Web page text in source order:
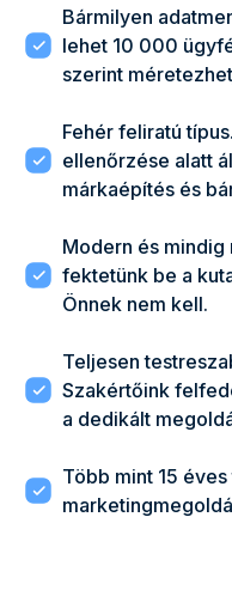
Bármilyen
lehet 10 000
szerint
Fehér feliratú
ellenőrzése alatt
márkaépítés és
Modern és mindig
fektetünk be a
Önnek nem kell.
Teljesen
Szakértőink
a dedikált
Több mint 15